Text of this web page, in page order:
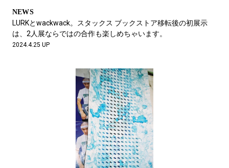
NEWS
LURKとwackwack。スタックス ブックストア移転後の初展示
は、2人展ならではの合作も楽しめちゃいます。
2024.4.25 UP